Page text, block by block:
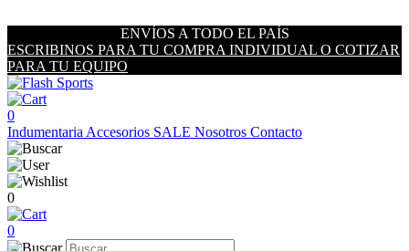
ENVÍOS A TODO EL PAÍS
ESCRIBINOS PARA TU COMPRA INDIVIDUAL O COTIZAR
PARA TU EQUIPO
0
Indumentaria Accesorios SALE Nosotros Contacto
0
0